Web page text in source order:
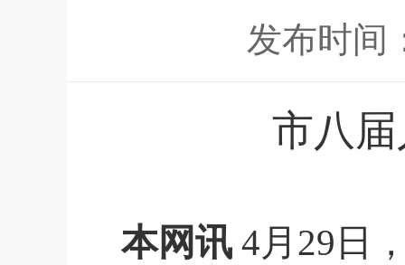
发布时间
市八
本网讯 4月 29日